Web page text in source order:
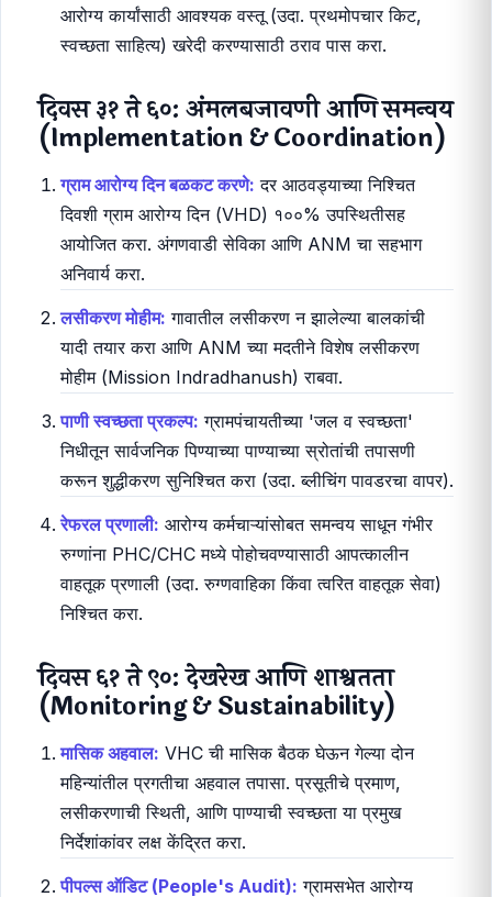
जनजागृती मोहीम: ग्रामपंचायत स्तरावर आरोग्य सेवाअंतर्गत
उपलब्ध योजनांची (JSY, JSSK, PM-JAY) माहिती
आणि आशा/ग्रामसेवक यांच्या मदतीने दारोदारी माहिती द्या.
निधी मागणी:VHC च्या माध्यमातून ग्रामपंचायत निधीतून
आरोग्य कार्यांसाठी आवश्यक वस्तू (उदा. प्रथमोपचार किट,
स्वच्छता साहित्य) खरेदी करण्यासाठी ठराव पास करा.
दिवस ३१ ते ६०: अंमलबजावणी आणि समन्वय
(Implementation & Coordination)
ग्राम आरोग्य दिन बळकट करणे:दर आठवड्याच्या निश्चित
दिवशी ग्राम आरोग्य दिन (VHD) १००% उपस्थितीसह
अनिवार्य करा.
लसीकरण मोहीम:गावातील लसीकरण न झालेल्या बालकांची
मोहीम (Mission Indradhanush) राबवा.
पाणी स्वच्छता प्रकल्प: ग्रामपंचायतीच्या 'जल व स्वच्छता'
निधीतून सार्वजनिक पिण्याच्या पाण्याच्या स्रोतांची तपासणी
रेफरल प्रणाली:आरोग्य कर्मचाऱ्यांसोबत समन्वय साधून गंभीर
रुग्णांना PHC/CHC मध्ये पोहोचवण्यासाठी आपत्कालीन
वाहतूक प्रणाली (उदा. रुग्णवाहिका किंवा त्वरित वाहतूक सेवा)
निश्चित करा.
दिवस ६१ ते ९०: देखरेख आणि शाश्वतता
(Monitoring & Sustainability)